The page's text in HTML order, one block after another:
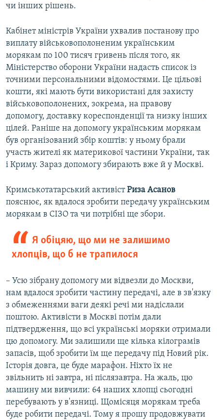
чи інших рішень.
Кабінет міністрів України ухвалив постанову про
виплату військовополоненим українським
морякам по 100 тисяч гривень після того, як
Міністерство оборони України надасть список із
точними персональними відомостями. Це цільові
кошти, які мають бути використані для захисту
військовополонених, зокрема, на правову
допомогу, доставку кореспонденції та низку інших
цілей. Раніше на допомогу українським морякам
був організований збір коштів: у ньому брали
участь жителі як материкової частини України, так
і Криму. Зараз допомогу збирають вже й у Москві.​
Кримськотатарський активістРиза Асанов
пояснює, як вдалося зробити передачу українським
морякам в СІЗО та чи потрібні ще збори.
Я обіцяю, що ми не залишимо
хлопців, що б не трапилося
– Усю зібрану допомогу ми відвезли до Москви,
нам вдалося зробити частину передачі, але в зв'язку
з обмеженнями ваги деякі речі ми надіслали
поштою. Активісти в Москві потім дали
підтвердження, що всі українські моряки отримали
цю допомогу. Ми залишили ще кілька кілограмів
запасів, щоб зробити їм ще передачу під Новий рік.
Історія довга, це буде марафон. Ніхто їх не
звільнить ні завтра, ні післязавтра. На жаль, цю
машину ми вивчили: 64 наших хлопці сьогодні
перебувають у в'язниці. Щомісяця морякам треба
буде робити передачі. Тому я прошу продовжувати